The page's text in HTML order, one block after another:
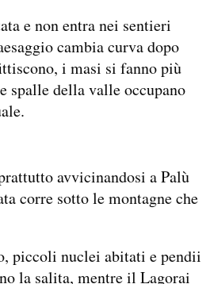
e non entra nei sentieri
cambia curva dopo
i masi si fanno più
spalle della valle occupano
avvicinandosi a Palù
corre sotto le montagne che
piccoli nuclei abitati e pendii
la salita, mentre il Lagorai